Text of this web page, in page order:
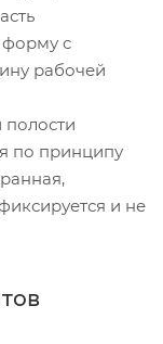
форму с
рабочей
полости
по принципу
и не